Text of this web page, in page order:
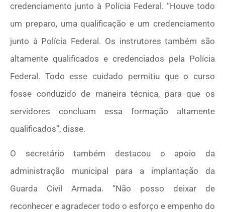
credenciamento junto à Polícia Federal. “Houve todo
um preparo, uma qualificação e um credenciamento
junto à Polícia Federal. Os instrutores também são
altamente qualificados e credenciados pela Polícia
Federal. Todo esse cuidado permitiu que o curso
fosse conduzido de maneira técnica, para que os
servidores concluam essa formação altamente
qualificados”, disse.
O secretário também destacou o apoio da
administração municipal para a implantação da
Guarda Civil Armada. “Não posso deixar de
reconhecer e agradecer todo o esforço e empenho do